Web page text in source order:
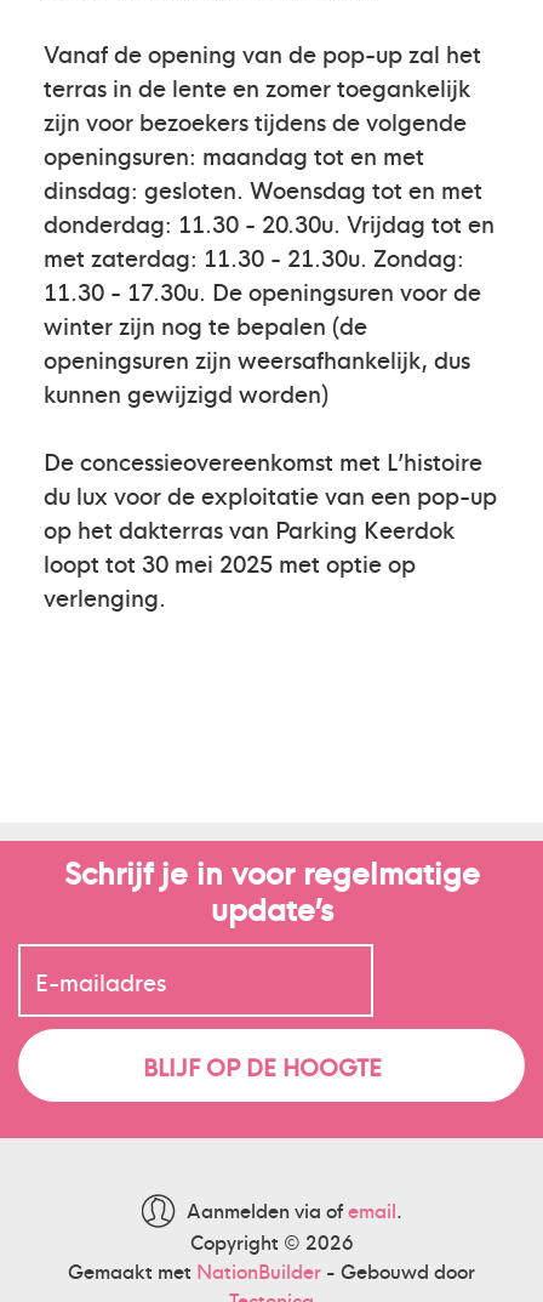
Vanaf de opening van de pop-up zal het
terras in de lente en zomer toegankelijk
zijn voor bezoekers tijdens de volgende
openingsuren: maandag tot en met
dinsdag: gesloten. Woensdag tot en met
donderdag: 11.30 - 20.30u. Vrijdag tot en
met zaterdag: 11.30 - 21.30u. Zondag:
11.30 - 17.30u. De openingsuren voor de
winter zijn nog te bepalen (de
openingsuren zijn weersafhankelijk, dus
kunnen gewijzigd worden)
De concessieovereenkomst met L’histoire
du lux voor de exploitatie van een pop-up
op het dakterras van Parking Keerdok
loopt tot 30 mei 2025 met optie op
verlenging.
Schrijf je in voor regelmatige
update’s
Aanmelden via ofemail.
Copyright © 2026
Gemaakt met NationBuilder - Gebouwd door